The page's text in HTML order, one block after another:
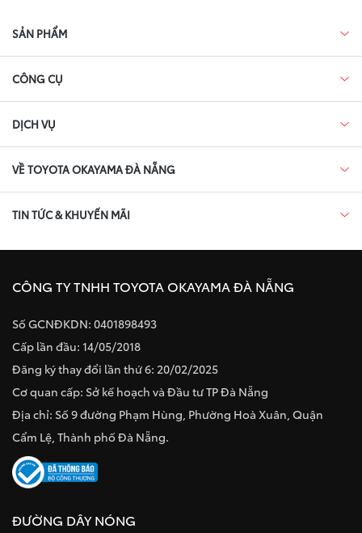
SẢN PHẨM
CÔNG CỤ
DỊCH VỤ
VỀ TOYOTA OKAYAMA ĐÀ NẴNG
TIN TỨC & KHUYẾN MÃI
CÔNG TY TNHH TOYOTA OKAYAMA ĐÀ NẴNG
Số GCNĐKDN: 0401898493
Cấp lần đầu: 14/05/2018
Đăng ký thay đổi lần thứ 6: 20/02/2025
Cơ quan cấp: Sở kế hoạch và Đầu tư TP Đà Nẵng
Địa chỉ: Số 9 đường Phạm Hùng, Phường Hoà Xuân, Quận
Cẩm Lệ, Thành phố Đà Nẵng.
ĐƯỜNG DÂY NÓNG